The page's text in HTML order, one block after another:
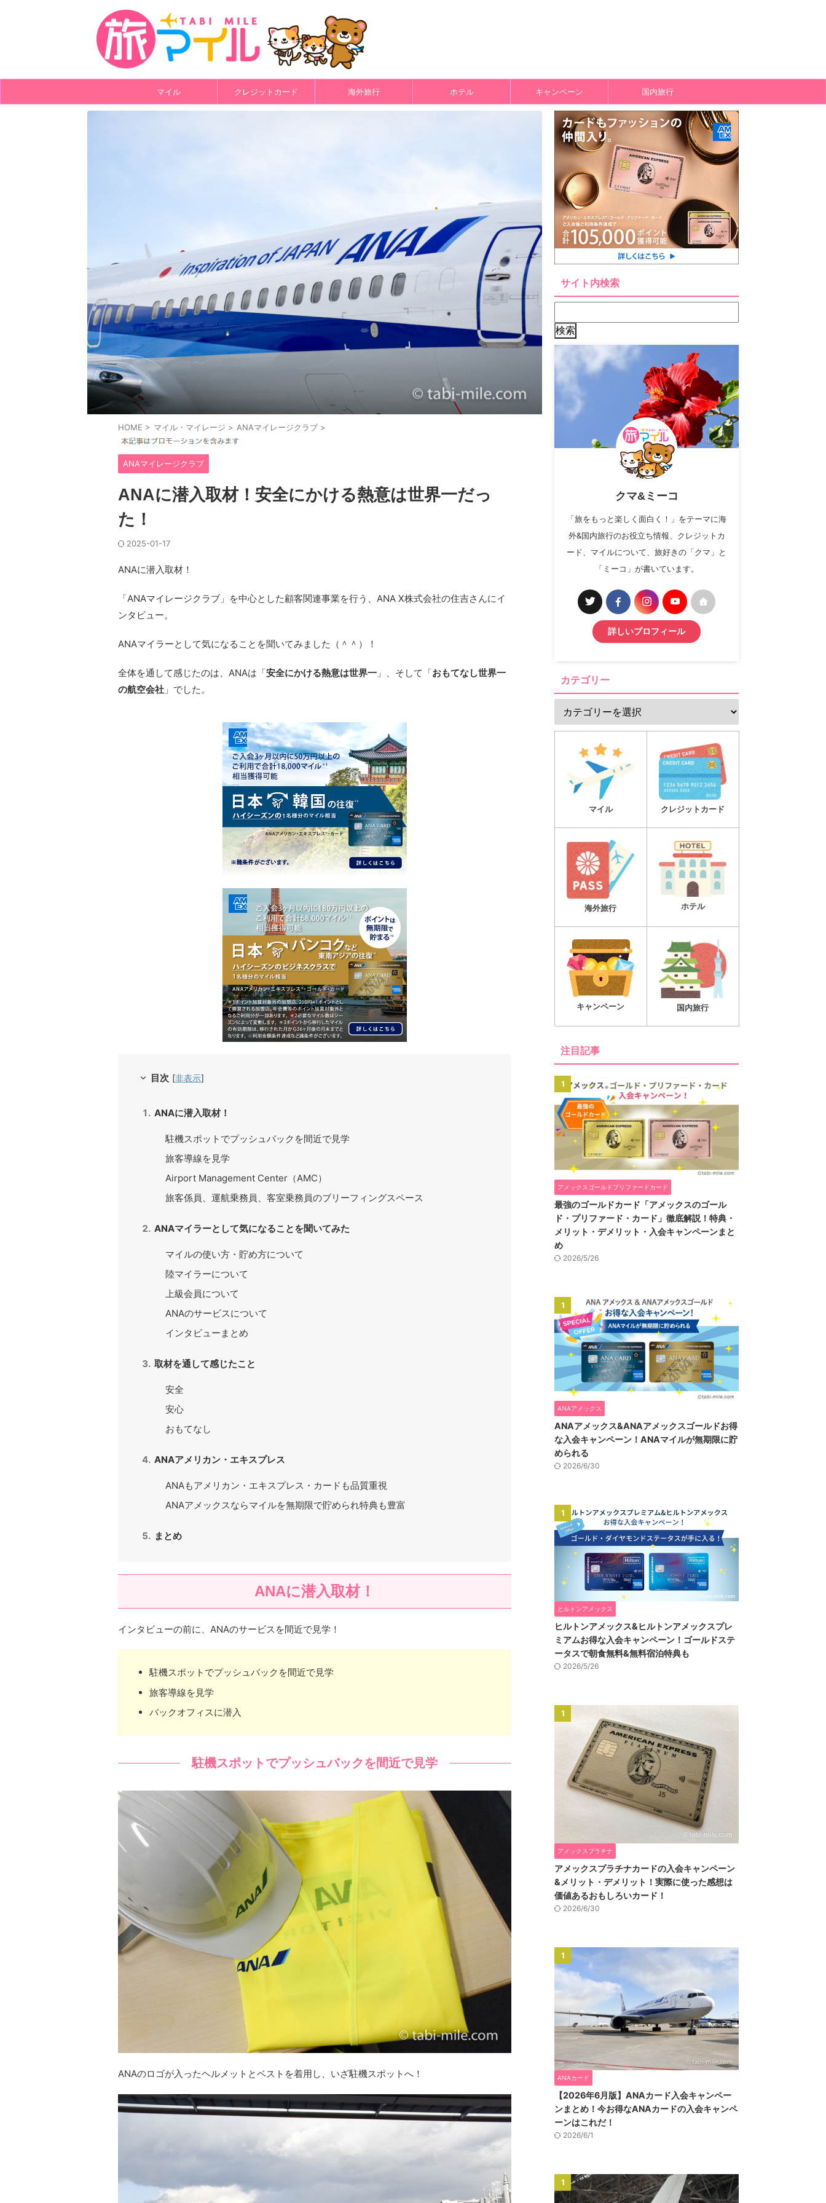
マイル クレジットカード 海外旅行 ホテル キャンペーン 国内旅行
HOME > マイル・マイレージ > ANAマイレージクラブ >
ANAマイレージクラブ
ANAに潜入取材！安全にかける熱意は世界一だっ
た！
2025-01-17
ANAに潜入取材！
「ANAマイレージクラブ」を中心とした顧客関連事業を行う、ANA X株式会社の住吉さんにイ
ンタビュー。
ANAマイラーとして気になることを聞いてみました（＾＾）！
全体を通して感じたのは、ANAは「安全にかける熱意は世界一 」、そして「おもてなし世界一
の航空会社 」でした。
目次 [非表示]
ANAに潜入取材！
駐機スポットでプッシュバックを間近で見学
旅客導線を見学
Airport Management Center（AMC）
旅客係員、運航乗務員、客室乗務員のブリーフィングスペース
ANAマイラーとして気になることを聞いてみた
マイルの使い方・貯め方について
陸マイラーについて
上級会員について
ANAのサービスについて
インタビューまとめ
取材を通して感じたこと
安全
安心
おもてなし
ANAアメリカン・エキスプレス
ANAもアメリカン・エキスプレス・カードも品質重視
ANAアメックスならマイルを無期限で貯められ特典も豊富
まとめ
ANAに潜入取材！
インタビューの前に、ANAのサービスを間近で見学！
駐機スポットでプッシュバックを間近で見学
旅客導線を見学
バックオフィスに潜入
駐機スポットでプッシュバックを間近で見学
ANAのロゴが入ったヘルメットとベストを着用し、いざ駐機スポットへ！
サイト内検索
クマ&ミーコ
「旅をもっと楽しく面白く！」をテーマに海
外&国内旅行のお役立ち情報、クレジットカ
ード、マイルについて、旅好きの「クマ」と
「ミーコ」が書いています。
詳しいプロフィール
カテゴリー
マイル クレジットカード
海外旅行 ホテル
キャンペーン 国内旅行
注目記事
1
アメックスゴールドプリファードカード
最強のゴールドカード「アメックスのゴール
ド・プリファード・カード」徹底解説！特典・
メリット・デメリット・入会キャンペーンまと
め
2026/5/26
1
ANAアメックス
ANAアメックス&ANAアメックスゴールドお得
な入会キャンペーン！ANAマイルが無期限に貯
められる
2026/6/30
1
ヒルトンアメックス
ヒルトンアメックス&ヒルトンアメックスプレ
ミアムお得な入会キャンペーン！ゴールドステ
ータスで朝食無料&無料宿泊特典も
2026/5/26
1
アメックスプラチナ
アメックスプラチナカードの入会キャンペーン
&メリット・デメリット！実際に使った感想は
価値あるおもしろいカード！
2026/6/30
1
ANAカード
【2026年6月版】ANAカード入会キャンペー
ンまとめ！今お得なANAカードの入会キャンペ
ーンはこれだ！
2026/6/1
1